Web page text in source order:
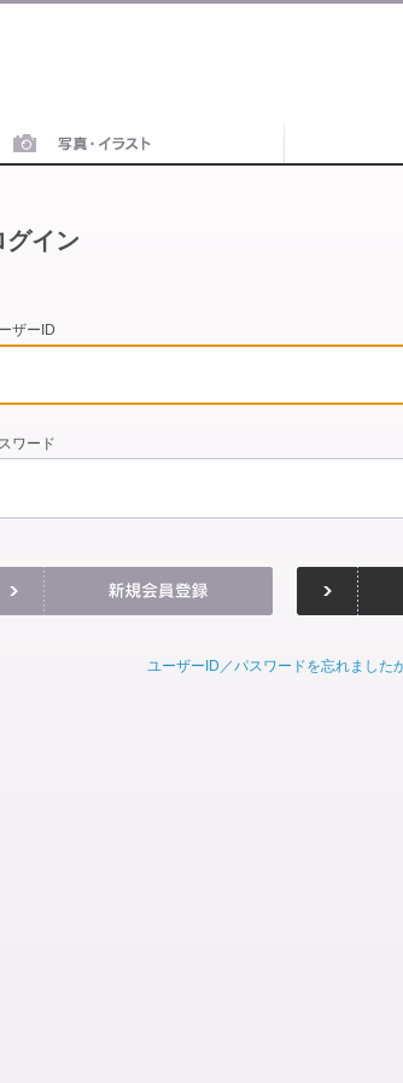
グイン
ザーID
ワード
ユーザーID／パスワードを忘れました